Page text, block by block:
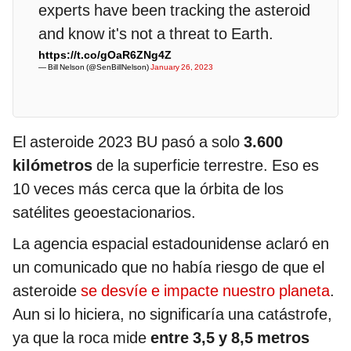
experts have been tracking the asteroid
and know it's not a threat to Earth.
https://t.co/gOaR6ZNg4Z
— Bill Nelson (@SenBillNelson)January 26, 2023
El asteroide 2023 BU pasó a solo 3.600
kilómetros de la superficie terrestre. Eso es
10 veces más cerca que la órbita de los
satélites geoestacionarios.
La agencia espacial estadounidense aclaró en
un comunicado que no había riesgo de que el
asteroide se desvíe e impacte nuestro planeta.
Aun si lo hiciera, no significaría una catástrofe,
ya que la roca mide entre 3,5 y 8,5 metros